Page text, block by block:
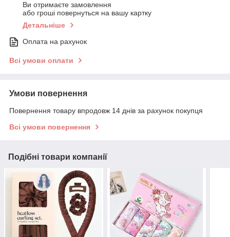
Ви отримаєте замовлення
або гроші повернуться на вашу картку
Детальніше
Оплата на рахунок
Всі умови оплати
Умови повернення
Повернення товару впродовж 14 днів за рахунок покупця
Всі умови повернення
Подібні товари компанії